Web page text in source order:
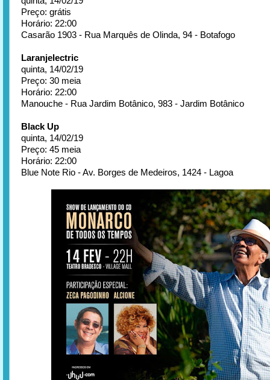
Preço: grátis
Horário: 22:00
Casarão 1903 - Rua Marquês de Olinda, 94 - Botafogo
Laranjelectric
quinta, 14/02/19
Preço: 30 meia
Horário: 22:00
Manouche - Rua Jardim Botânico, 983 - Jardim Botânico
Black Up
quinta, 14/02/19
Preço: 45 meia
Horário: 22:00
Blue Note Rio - Av. Borges de Medeiros, 1424 - Lagoa